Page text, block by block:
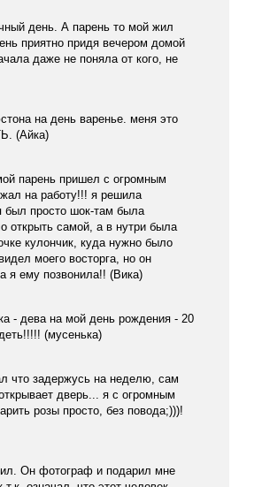
день. А парень то мой жил
приятно придя вечером домой
даже не поняла от кого, не
на день варенье. меня это
(Айка)
парень пришел с огромным
на работу!!! я решила
был просто шок-там была
открыть самой, а в нутри была
кулончик, куда нужно было
моего восторга, но он
я ему позвонила!! (Вика)
- дева на мой день рождения - 20
(мусенька)
что задержусь на неделю, сам
дверь... я с огромным
розы просто, без повода;)))!
Он фотограф и подарил мне